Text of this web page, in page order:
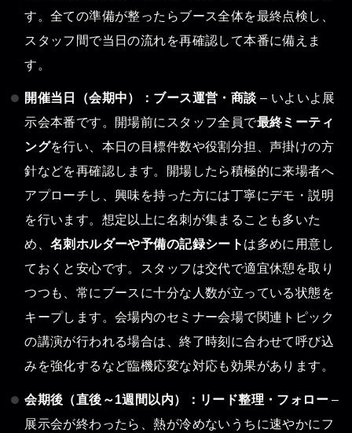
す。全ての準備が整ったらブース全体を最終点検し、
スタッフ間で当日の流れを再確認して本番に備えま
す。
開催当日（会期中）：ブース運営・商談 – いよいよ展
示会本番です。開場前にスタッフ全員で最終ミーティ
ングを行い、本日の目標件数や役割分担、声掛けの方
針などを再確認します。開場したら積極的に来場者へ
アプローチし、興味を持った方には丁寧にデモ・説明
を行います。想定以上に名刺が集まることも多いた
め、名刺ホルダーや予備の記録シート は多めに用意し
ておくと安心です。スタッフは交代で適宜休憩を取り
つつも、常にブースに十分な人数が立っている状態を
キープします。会場内のセミナー会場で関連トピック
の講演が行われる場合は、終了時刻に合わせて呼び込
みを強化するなど臨機応変な対応も効果があります。
会期後（直後～1週間以内）：リード整理・フォロー –
展示会が終わったら、熱が冷めないうちに速やかにフ